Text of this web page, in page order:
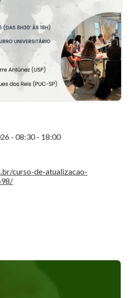
- 08:30 - 18:00
curso-de-atualizacao-